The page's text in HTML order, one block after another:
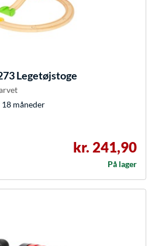
Legetøjstoge
måneder
kr. 241,90
På lager